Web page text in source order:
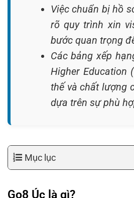
Việc chuẩn bị hồ
rõ quy trình xin
bước quan trọng
Các bảng xếp
Higher Education
thế và chất lượng
dựa trên sự phù
Mục lục
Go8 Úc là gì?